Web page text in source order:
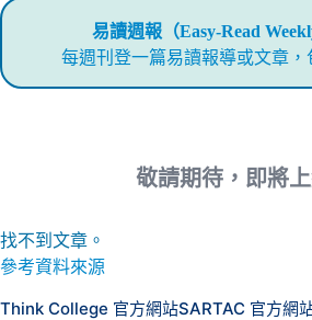
易讀週報（Easy-Read
每週刊登一篇易讀報導或文章，
敬請期待，即將上
找不到文章。
參考資料來源
Think College 官方網站SARTAC 官方網